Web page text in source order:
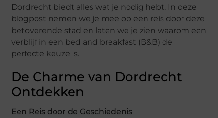
Dordrecht biedt alles wat je nodig hebt. In deze
blogpost nemen we je mee op een reis door deze
betoverende stad en laten we je zien waarom een
verblijf in een bed and breakfast (B&B) de
perfecte keuze is.
De Charme van Dordrecht
Ontdekken
Een Reis door de Geschiedenis